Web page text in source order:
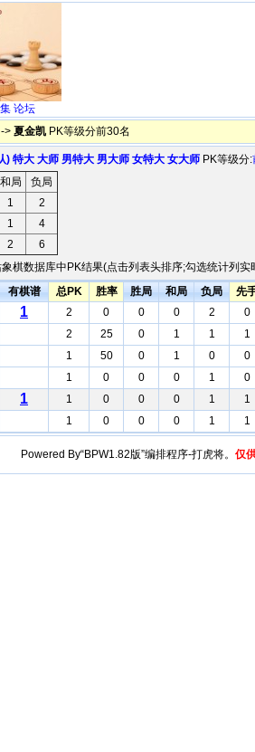
论坛
-> 夏金凯 PK等级分前30名
) 特大 大师 男特大 男大师 女特大 女大师 PK等级分:
和局
负局
1
2
1
4
2
6
棋数据库中PK结果(点击列表头排序;勾选统计列
有棋谱 总PK 胜率 胜局 和局 负局
先
1 2 0 0 0 2
0
2 25 0 1 1
1
1 50 0 1 0
0
1 0 0 0 1
0
1 1 0 0 0 1
1
1 0 0 0 1 1
Powered By“BPW1.82版”编排程序-打虎将。 仅